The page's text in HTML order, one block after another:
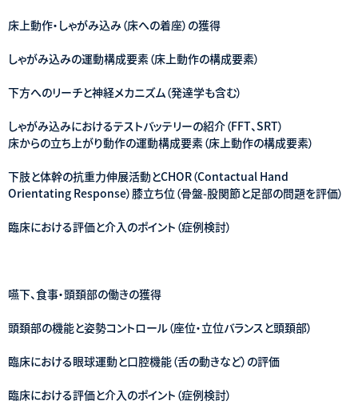
床上動作・しゃがみ込み（床への着座）の獲得
しゃがみ込みの運動構成要素（床上動作の構成要素）
下方へのリーチと神経メカニズム（発達学も含む）
しゃがみ込みにおけるテストバッテリーの紹介（FFT、SRT）
床からの立ち上がり動作の運動構成要素（床上動作の構成要素）
下肢と体幹の抗重力伸展活動とCHOR（Contactual Hand
Orientating Response）膝立ち位（骨盤-股関節と足部の問題を評価）
臨床における評価と介入のポイント（症例検討）
嚥下、食事・頭頚部の働きの獲得
頭頚部の機能と姿勢コントロール（座位・立位バランスと頭頚部）
臨床における眼球運動と口腔機能（舌の動きなど）の評価
臨床における評価と介入のポイント（症例検討）